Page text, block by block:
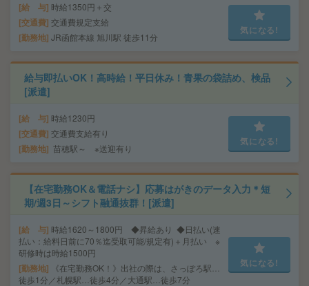
給 与 時給1350円＋交
交通費 交通費規定支給
勤務地 JR函館本線 旭川駅 徒歩11分
気になる!
給与即払いOK！高時給！平日休み！青果の袋詰め、検品
[派遣]
給 与 時給1230円
交通費 交通費支給有り
勤務地 苗穂駅～ ※送迎有り
気になる!
【在宅勤務OK＆電話ナシ】応募はがきのデータ入力＊短
期/週3日～シフト融通抜群！[派遣]
給 与 時給1620～1800円 ◆昇給あり ◆日払い(速
払い：給料日前に70％迄受取可能/規定有)＋月払い ※
研修時は時給1500円
勤務地
《在宅勤務OK！》出社の際は、さっぽろ駅…
徒歩1分／札幌駅…徒歩4分／大通駅…徒歩7分
気になる!